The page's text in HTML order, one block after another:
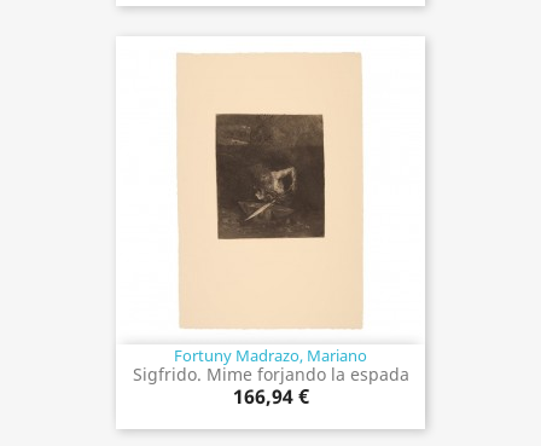
Fortuny Madrazo, Mariano
Sigfrido. Mime forjando la espada
166,94 €